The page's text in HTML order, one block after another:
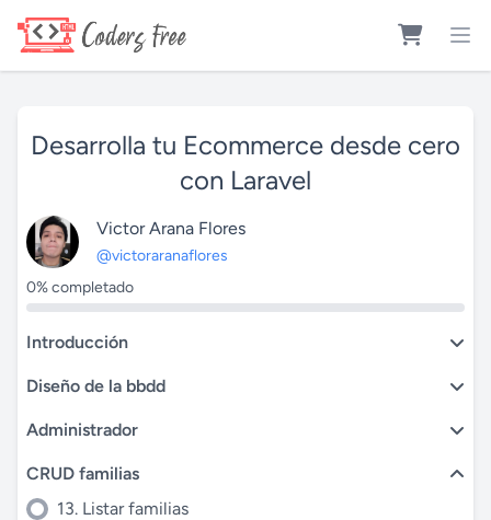
Desarrolla tu Ecommerce desde cero
con Laravel
Victor Arana Flores
@victoraranaflores
0% completado
Introducción
Diseño de la bbdd
Administrador
CRUD familias
13. Listar familias